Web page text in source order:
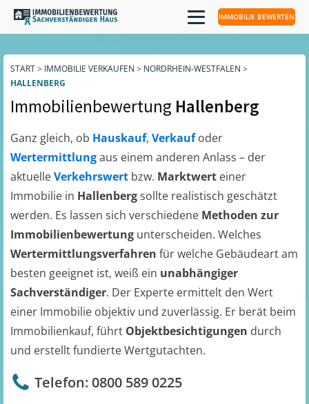
IMMOBILIE BEWERTEN
START> IMMOBILIE VERKAUFEN > NORDRHEIN-WESTFALEN >
HALLENBERG
Immobilienbewertung Hallenberg
Ganz gleich, ob Hauskauf, Verkaufoder
Wertermittlungaus einem anderen Anlass – der
aktuelleVerkehrswert bzw. Marktwert einer
Immobilie in Hallenbergsollte realistisch geschätzt
werden. Es lassen sich verschiedene Methoden zur
Immobilienbewertung unterscheiden. Welches
Wertermittlungsverfahren für welche Gebäudeart am
besten geeignet ist, weiß ein unabhängiger
Sachverständiger. Der Experte ermittelt den Wert
einer Immobilie objektiv und zuverlässig. Er berät beim
Immobilienkauf, führt Objektbesichtigungen durch
und erstellt fundierte Wertgutachten.
Telefon: 0800 589 0225